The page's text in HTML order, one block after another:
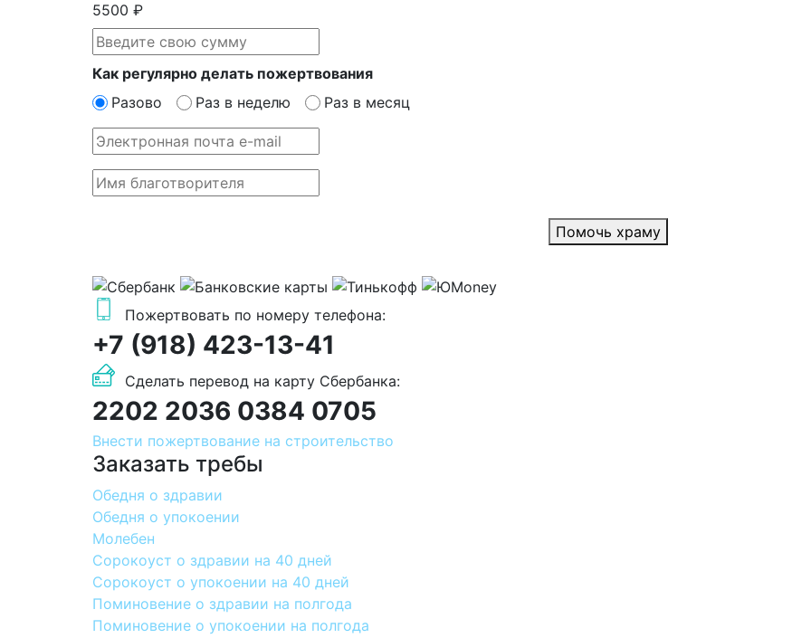
5500 ₽
Как регулярно делать пожертвования
Разово
Раз в неделю Раз в месяц
Помочь храму
Пожертвовать по номеру телефона:
+7 (918) 423-13-41
Сделать перевод на карту Сбербанка:
2202 2036 0384 0705
Внести пожертвование на строительство
Заказать требы
Обедня о здравии
Обедня о упокоении
Молебен
Сорокоуст о здравии на 40 дней
Сорокоуст о упокоении на 40 дней
Поминовение о здравии на полгода
Поминовение о упокоении на полгода